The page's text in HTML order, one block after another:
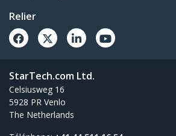
Relier
StarTech.com Ltd.
Celsiusweg 16
5928 PR Venlo
The Netherlands